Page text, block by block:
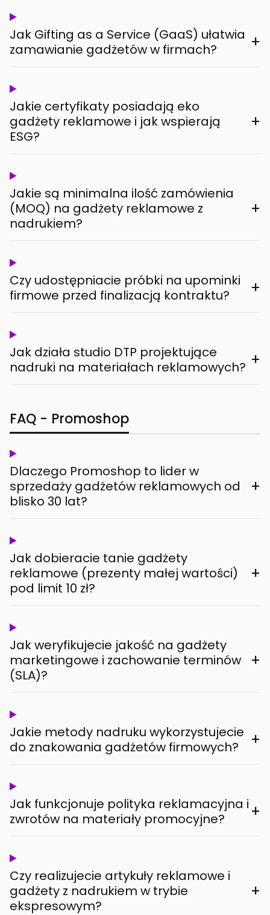
Jak Gifting as a Service (GaaS) ułatwia
zamawianie gadżetów w firmach?
+
Jakie certyfikaty posiadają eko
gadżety reklamowe i jak wspierają
ESG?
+
Jakie są minimalna ilość zamówienia
(MOQ) na gadżety reklamowe z
nadrukiem?
+
Czy udostępniacie próbki na upominki
firmowe przed finalizacją kontraktu?
+
Jak działa studio DTP projektujące
nadruki na materiałach reklamowych? +
FAQ - Promoshop
Dlaczego Promoshop to lider w
sprzedaży gadżetów reklamowych od
blisko 30 lat?
+
Jak dobieracie tanie gadżety
reklamowe (prezenty małej wartości)
pod limit 10 zł?
+
Jak weryfikujecie jakość na gadżety
marketingowe i zachowanie terminów
(SLA)?
+
Jakie metody nadruku wykorzystujecie
do znakowania gadżetów firmowych?
+
Jak funkcjonuje polityka reklamacyjna i
zwrotów na materiały promocyjne?
+
Czy realizujecie artykuły reklamowe i
gadżety z nadrukiem w trybie
ekspresowym?
+